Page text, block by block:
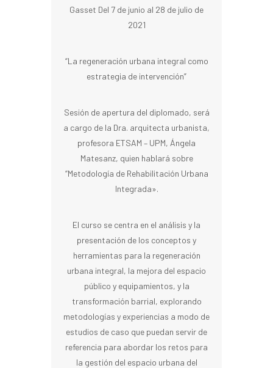
Gasset Del 7 de junio al 28 de julio de
2021
“La regeneración urbana integral como
estrategia de intervención”
Sesión de apertura del diplomado, será
a cargo de la Dra. arquitecta urbanista,
profesora ETSAM – UPM, Ángela
Matesanz, quien hablará sobre
“Metodología de Rehabilitación Urbana
Integrada».
El curso se centra en el análisis y la
presentación de los conceptos y
herramientas para la regeneración
urbana integral, la mejora del espacio
público y equipamientos, y la
transformación barrial, explorando
metodologías y experiencias a modo de
estudios de caso que puedan servir de
referencia para abordar los retos para
la gestión del espacio urbana del